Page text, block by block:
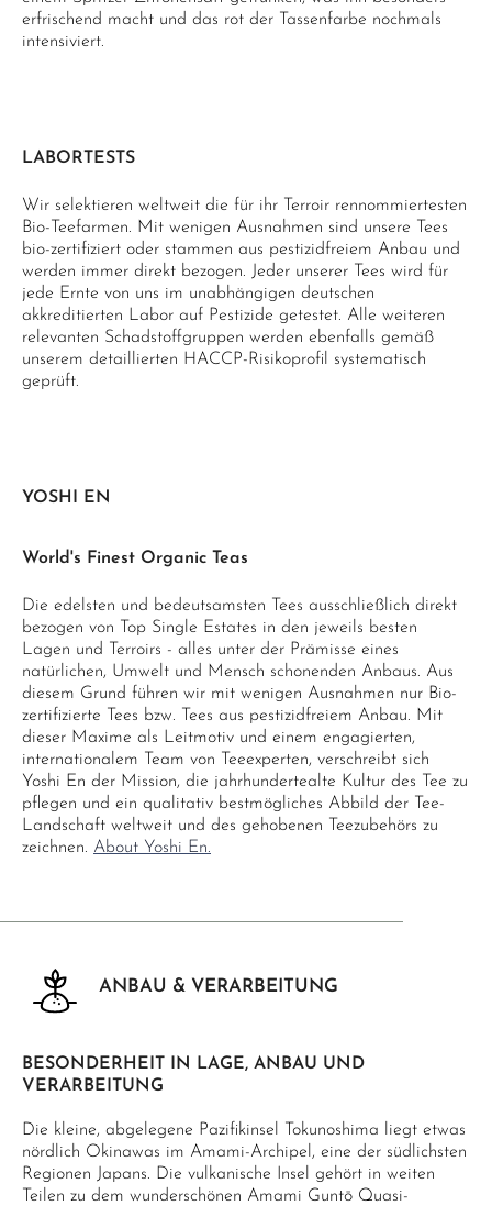
erfrischend macht und das rot der Tassenfarbe nochmals
intensiviert.
LABORTESTS
Wir selektieren weltweit die für ihr Terroir rennommiertesten
Bio-Teefarmen. Mit wenigen Ausnahmen sind unsere Tees
bio-zertifiziert oder stammen aus pestizidfreiem Anbau und
werden immer direkt bezogen. Jeder unserer Tees wird für
jede Ernte von uns im unabhängigen deutschen
akkreditierten Labor auf Pestizide getestet. Alle weiteren
relevanten Schadstoffgruppen werden ebenfalls gemäß
unserem detaillierten HACCP-Risikoprofil systematisch
geprüft.
YOSHI EN
World's Finest Organic Teas
Die edelsten und bedeutsamsten Tees ausschließlich direkt
bezogen von Top Single Estates in den jeweils besten
Lagen und Terroirs - alles unter der Prämisse eines
natürlichen, Umwelt und Mensch schonenden Anbaus. Aus
diesem Grund führen wir mit wenigen Ausnahmen nur Bio-
zertifizierte Tees bzw. Tees aus pestizidfreiem Anbau. Mit
dieser Maxime als Leitmotiv und einem engagierten,
internationalem Team von Teeexperten, verschreibt sich
Yoshi En der Mission, die jahrhundertealte Kultur des Tee zu
pflegen und ein qualitativ bestmögliches Abbild der Tee-
Landschaft weltweit und des gehobenen Teezubehörs zu
zeichnen. About Yoshi En.
ANBAU & VERARBEITUNG
BESONDERHEIT IN LAGE, ANBAU UND
VERARBEITUNG
Die kleine, abgelegene Pazifikinsel Tokunoshima liegt etwas
nördlich Okinawas im Amami-Archipel, eine der südlichsten
Regionen Japans. Die vulkanische Insel gehört in weiten
Teilen zu dem wunderschönen Amami Guntō Quasi-